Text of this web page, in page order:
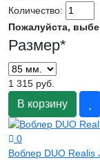
Количество:
Пожалуйста,
Размер*
1 315 руб.
В корзину
0
Воблер DUO Realis